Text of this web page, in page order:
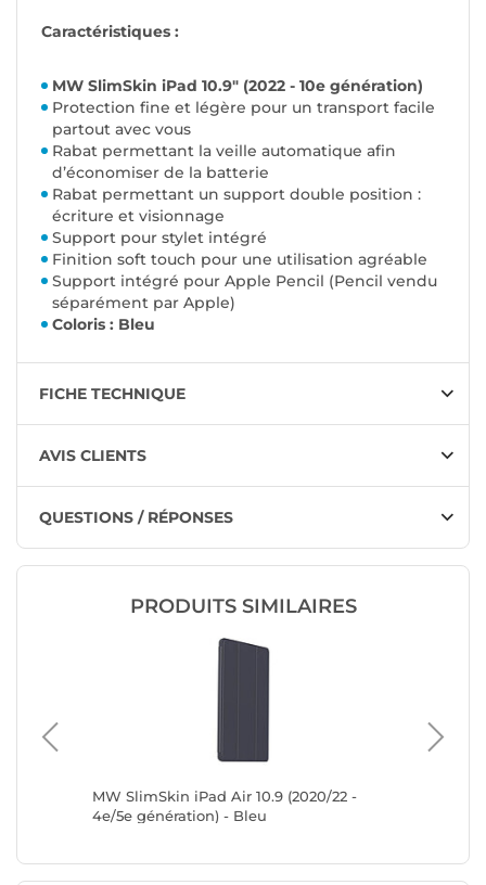
Caractéristiques :
MW SlimSkin iPad 10.9" (2022 - 10e génération)
Protection fine et légère pour un transport facile
partout avec vous
Rabat permettant la veille automatique afin
d’économiser de la batterie
Rabat permettant un support double position :
écriture et visionnage
Support pour stylet intégré
Finition soft touch pour une utilisation agréable
Support intégré pour Apple Pencil (Pencil vendu
séparément par Apple)
Coloris : Bleu
FICHE TECHNIQUE
AVIS CLIENTS
QUESTIONS / RÉPONSES
PRODUITS SIMILAIRES
MW SlimSkin iPad Air 10.9 (2020/22 -
4e/5e génération) - Bleu